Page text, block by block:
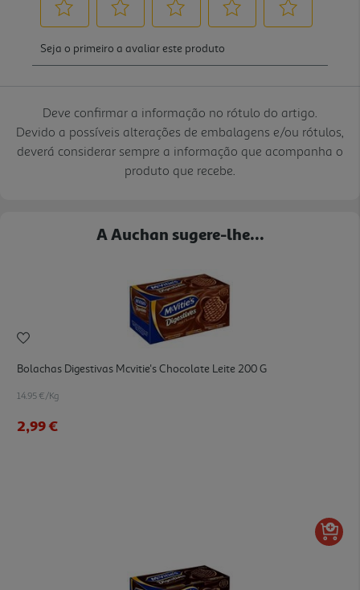
Deve confirmar a informação no rótulo do artigo.
Devido a possíveis alterações de embalagens e/ou rótulos,
deverá considerar sempre a informação que acompanha o
produto que recebe.
A Auchan sugere-lhe...
Bolachas Digestivas Mcvitie's Chocolate Leite 200 G
14.95 €/Kg
2,99 €